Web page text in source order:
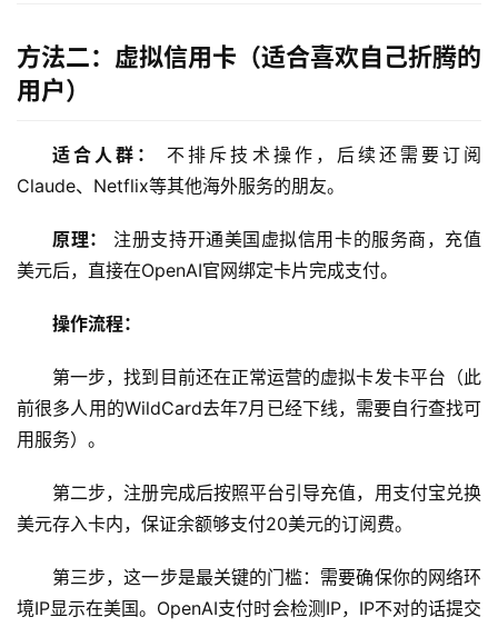
a
用
方法二：虚拟信用卡（适合喜欢自己折腾的
用户）
适合人群：
不排斥技术操作，后续还需要订阅
Claude、Netflix等其他海外服务的朋友。
原理：
注册支持开通美国虚拟信用卡的服务商，充值
美元后，直接在OpenAI官网绑定卡片完成支付。
操作流程：
第一步，找到目前还在正常运营的虚拟卡发卡平台（此
前很多人用的WildCard去年7月已经下线，需要自行查找可
用服务）。
第二步，注册完成后按照平台引导充值，用支付宝兑换
美元存入卡内，保证余额够支付20美元的订阅费。
第三步，这一步是最关键的门槛：需要确保你的网络环
境IP显示在美国。OpenAI支付时会检测IP，IP不对的话提交